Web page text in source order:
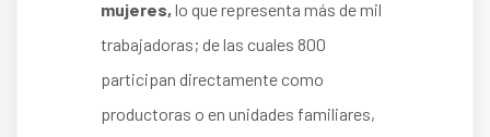
mujeres, lo que representa más de mil
trabajadoras; de las cuales 800
participan directamente como
productoras o en unidades familiares,